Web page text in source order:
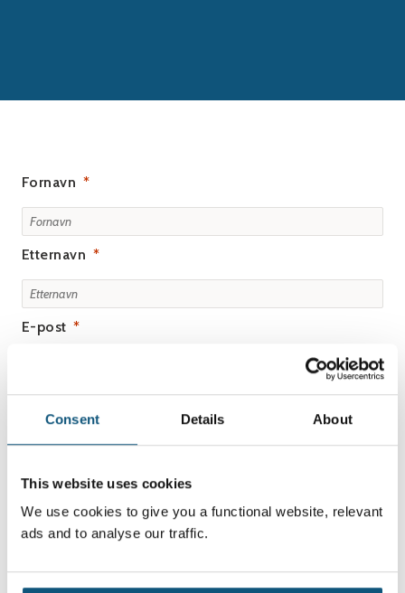
Consent Details About
This website uses cookies
We use cookies to give you a functional website, relevant
ads and to analyse our traffic.
Fornavn
Etternavn
E-post
Arbeidssted/organisasjon
Jeg samtykker til at VAR Healthcare behandler mine
Healthcare kan sende meg nyhetsbrev.